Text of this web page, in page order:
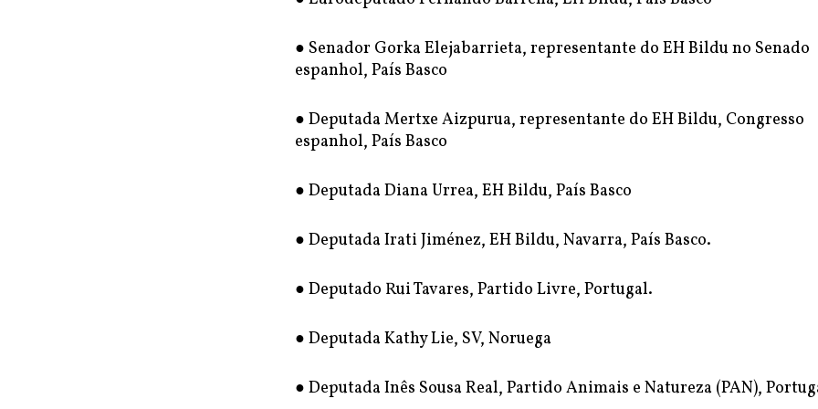
● Senador Gorka Elejabarrieta, representante do EH Bildu no Senado
espanhol, País Basco
● Deputada Mertxe Aizpurua, representante do EH Bildu, Congresso
espanhol, País Basco
● Deputada Diana Urrea, EH Bildu, País Basco
● Deputada Irati Jiménez, EH Bildu, Navarra, País Basco.
● Deputado Rui Tavares, Partido Livre, Portugal.
● Deputada Kathy Lie, SV, Noruega
● Deputada Inês Sousa Real, Partido Animais e Natureza (PAN),